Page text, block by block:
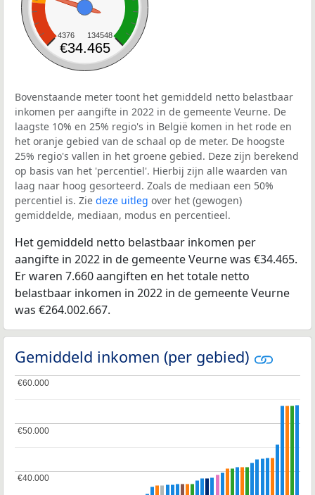
4376 134548
€34.465
Bovenstaande meter toont het gemiddeld netto belastbaar
inkomen per aangifte in 2022 in de gemeente Veurne. De
laagste 10% en 25% regio's in België komen in het rode en
het oranje gebied van de schaal op de meter. De hoogste
25% regio's vallen in het groene gebied. Deze zijn berekend
op basis van het 'percentiel'. Hierbij zijn alle waarden van
laag naar hoog gesorteerd. Zoals de mediaan een 50%
percentiel is. Zie deze uitleg over het (gewogen)
gemiddelde, mediaan, modus en percentieel.
Het gemiddeld netto belastbaar inkomen per
aangifte in 2022 in de gemeente Veurne was €34.465.
Er waren 7.660 aangiften en het totale netto
belastbaar inkomen in 2022 in de gemeente Veurne
was €264.002.667.
Gemiddeld inkomen (per gebied)
€40.000
€40.000
€50.000
€50.000
€60.000
€60.000